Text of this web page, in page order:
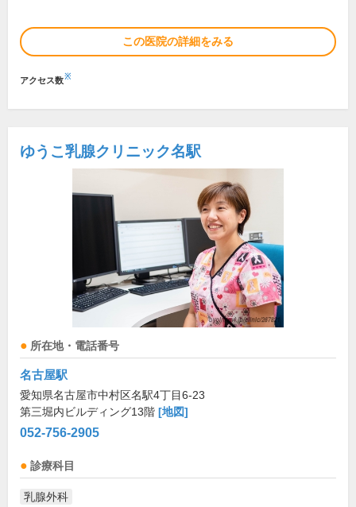
この医院の詳細をみる
アクセス数※
ゆうこ乳腺クリニック名駅
所在地・電話番号
名古屋駅
愛知県名古屋市中村区名駅4丁目6-23
第三堀内ビルディング13階 [地図]
052-756-2905
診療科目
乳腺外科